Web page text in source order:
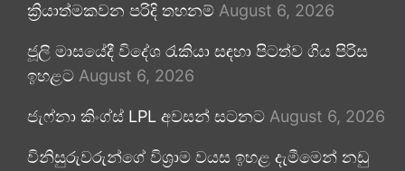
ක්‍රියාත්මකවන පරිදි තහනම් August 6, 2026
ජූලි මාසයේදී විදේශ රැකියා සඳහා පිටත්ව ගිය පිරිස
ඉහළට August 6, 2026
ජැෆ්නා කිංග්ස් LPL අවසන් සටනට August 6, 2026
විනිසුරුවරුන්ගේ විශ්‍රාම වයස ඉහළ දැමීමෙන් නඩු